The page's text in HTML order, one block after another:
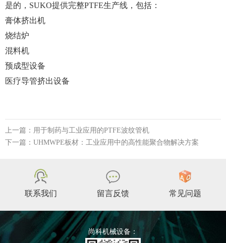
是的，SUKO提供完整PTFE生产线，包括：
膏体挤出机
烧结炉
混料机
预成型设备
医疗导管挤出设备
上一篇：用于制药与工业应用的PTFE波纹管机
下一篇：UHMWPE板材：工业应用中的高性能聚合物解决方案
联系我们 留言反馈 常见问题
尚科机械设备：